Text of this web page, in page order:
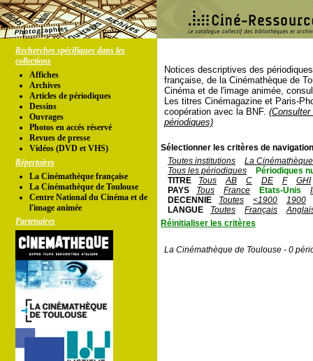
Recherches spécifiques dans les
collections
Affiches
Archives
Articles de périodiques
Dessins
Ouvrages
Photos en accés réservé
Revues de presse
Vidéos (DVD et VHS)
Répertoires
La Cinémathèque française
La Cinémathèque de Toulouse
Centre National du Cinéma et de
l'image animée
Partenaires
Notices descriptives des
française, de la Cinémathèque de
Cinéma et de l'image animée,
Les titres Cinémagazine et Paris-
coopération avec la BNF.
périodiques)
Sélectionner les critères de
Toutes institutions
La
Tous les périodiques
Périodiques
TITRE
Tous AB C DE F
GHI
PAYS
Tous France Etats-Unis
DECENNIE
Toutes <1900
1900
LANGUE
Toutes Français
Réinitialiser les critères
La Cinémathèque de Toulouse - 0